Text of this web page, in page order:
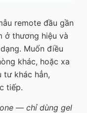
remote đầu gần
ở thương hiệu và
Muốn điều
khác, hoặc xa
tư khác hẳn,
tiếp.
— chỉ dùng gel